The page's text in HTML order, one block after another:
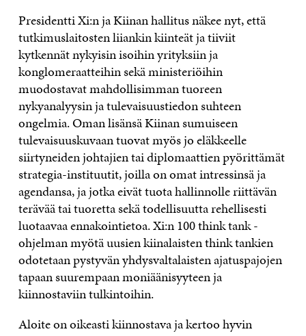
Presidentti Xi:n ja Kiinan hallitus näkee nyt, että
tutkimuslaitosten liiankin kiinteät ja tiiviit
kytkennät nykyisin isoihin yrityksiin ja
konglomeraatteihin sekä ministeriöihin
muodostavat mahdollisimman tuoreen
nykyanalyysin ja tulevaisuustiedon suhteen
ongelmia. Oman lisänsä Kiinan sumuiseen
tulevaisuuskuvaan tuovat myös jo eläkkeelle
siirtyneiden johtajien tai diplomaattien pyörittämät
strategia-instituutit, joilla on omat intressinsä ja
agendansa, ja jotka eivät tuota hallinnolle riittävän
terävää tai tuoretta sekä todellisuutta rehellisesti
luotaavaa ennakointietoa. Xi:n 100 think tank -
ohjelman myötä uusien kiinalaisten think tankien
odotetaan pystyvän yhdysvaltalaisten ajatuspajojen
tapaan suurempaan moniäänisyyteen ja
kiinnostaviin tulkintoihin.
Aloite on oikeasti kiinnostava ja kertoo hyvin